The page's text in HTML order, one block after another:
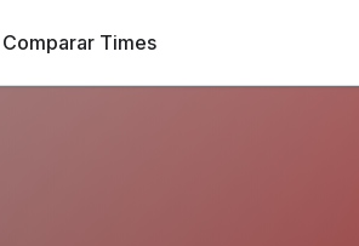
Comparar Times